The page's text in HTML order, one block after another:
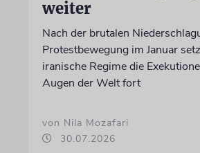
weiter
Nach der brutalen
Protestbewegung im Januar
iranische Regime die
Augen der Welt fort
von Nila Mozafari
30.07.2026